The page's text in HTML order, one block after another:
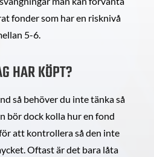
fonder som har en risknivå
5-6.
HAR KÖPT?
så behöver du inte tänka så
bör dock kolla hur en fond
att kontrollera så den inte
Oftast är det bara låta